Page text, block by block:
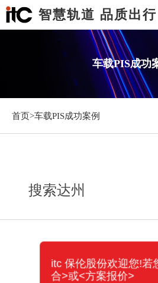
智慧轨道 品质出行
车载PIS成功
首页>车载PIS成功案例
搜索达州
itc 保伦股份欢迎您!若
合>或<方案报价>